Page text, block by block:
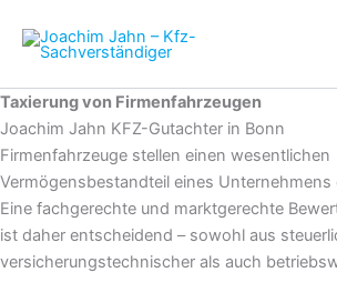
Inhalt
springen
Taxierung von Firmenfahrzeugen
Joachim Jahn KFZ-Gutachter in Bonn
Firmenfahrzeuge stellen einen wesentlichen
Vermögensbestandteil eines Unternehmens
Eine fachgerechte und marktgerechte
ist daher entscheidend – sowohl aus
versicherungstechnischer als auch